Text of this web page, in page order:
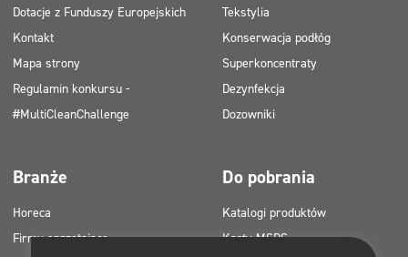
Dotacje z Funduszy Europejskich
Kontakt
Mapa strony
Regulamin konkursu -
#MultiCleanChallenge
Tekstylia
Konserwacja podłóg
Superkoncentraty
Dezynfekcja
Dozowniki
Branże
Horeca
Firmy sprzątające
Do pobrania
Katalogi produktów
Karty MSDS